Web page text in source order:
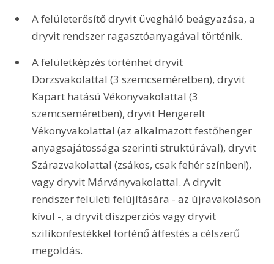
A felületerősítő dryvit üvegháló beágyazása, a
dryvit rendszer ragasztóanyagával történik.
A felületképzés történhet dryvit
Dörzsvakolattal (3 szemcseméretben), dryvit
Kapart hatású Vékonyvakolattal (3
szemcseméretben), dryvit Hengerelt
Vékonyvakolattal (az alkalmazott festőhenger
anyagsajátossága szerinti struktúrával), dryvit
Szárazvakolattal (zsákos, csak fehér színben!),
vagy dryvit Márványvakolattal. A dryvit
rendszer felületi felújítására - az újravakoláson
kívül -, a dryvit diszperziós vagy dryvit
szilikonfestékkel történő átfestés a célszerű
megoldás.